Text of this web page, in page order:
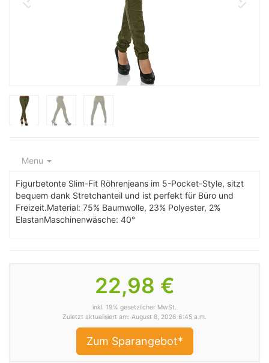
Menu
Figurbetonte Slim-Fit Röhrenjeans im 5-Pocket-Style, sitzt
bequem dank Stretchanteil und ist perfekt für Büro und
Freizeit.Material: 75% Baumwolle, 23% Polyester, 2%
ElastanMaschinenwäsche: 40°
22,98 €
inkl. 19% gesetzlicher MwSt.
Zuletzt aktualisiert am: August 8, 2026 6:45 a.m.
Zum Sparangebot*